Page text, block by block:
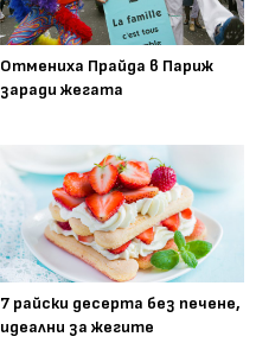
Отмениха Прайда в Париж
заради жегата
7 райски десерта без печене,
идеални за жегите